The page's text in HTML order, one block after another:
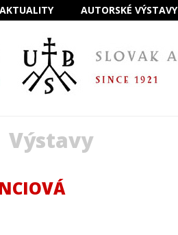
AKTUALITY AUTORSKÉ VÝSTAVY
Výstavy